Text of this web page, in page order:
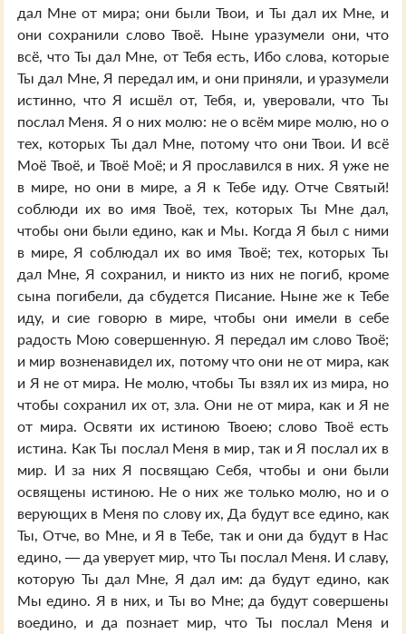
дал Мне от мира; они были Твои, и Ты дал их Мне, и
они сохранили слово Твоё. Ныне уразумели они, что
всё, что Ты дал Мне, от Тебя есть, Ибо слова, которые
Ты дал Мне, Я передал им, и они приняли, и уразумели
истинно, что Я исшёл от, Тебя, и, уверовали, что Ты
послал Меня. Я о них молю: не о всём мире молю, но о
тех, которых Ты дал Мне, потому что они Твои. И всё
Моё Твоё, и Твоё Моё; и Я прославился в них. Я уже не
в мире, но они в мире, а Я к Тебе иду. Отче Святый!
соблюди их во имя Твоё, тех, которых Ты Мне дал,
чтобы они были едино, как и Мы. Когда Я был с ними
в мире, Я соблюдал их во имя Твоё; тех, которых Ты
дал Мне, Я сохранил, и никто из них не погиб, кроме
сына погибели, да сбудется Писание. Ныне же к Тебе
иду, и сие говорю в мире, чтобы они имели в себе
радость Мою совершенную. Я передал им слово Твоё;
и мир возненавидел их, потому что они не от мира, как
и Я не от мира. Не молю, чтобы Ты взял их из мира, но
чтобы сохранил их от, зла. Они не от мира, как и Я не
от мира. Освяти их истиною Твоею; слово Твоё есть
истина. Как Ты послал Меня в мир, так и Я послал их в
мир. И за них Я посвящаю Себя, чтобы и они были
освящены истиною. Не о них же только молю, но и о
верующих в Меня по слову их, Да будут все едино, как
Ты, Отче, во Мне, и Я в Тебе, так и они да будут в Нас
едино, — да уверует мир, что Ты послал Меня. И славу,
которую Ты дал Мне, Я дал им: да будут едино, как
Мы едино. Я в них, и Ты во Мне; да будут совершены
воедино, и да познает мир, что Ты послал Меня и